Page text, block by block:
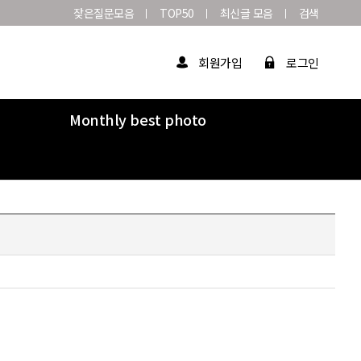
잦은질문모음 TOP50 최신글 모음 검색
회원가입 로그인
Monthly best photo